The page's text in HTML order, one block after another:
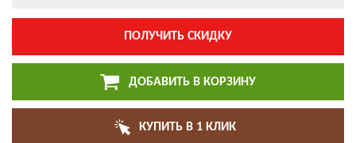
ПОЛУЧИТЬ СКИДКУ
ДОБАВИТЬ В КОРЗИНУ
КУПИТЬ В 1 КЛИК